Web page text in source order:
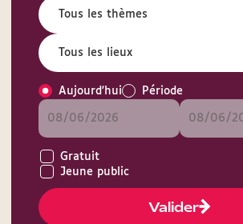
Aujourd'hui Période
Gratuit
Jeune public
Valider